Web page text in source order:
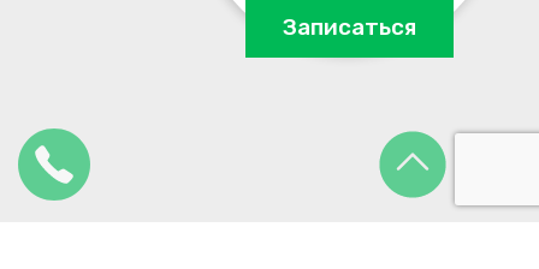
Записаться